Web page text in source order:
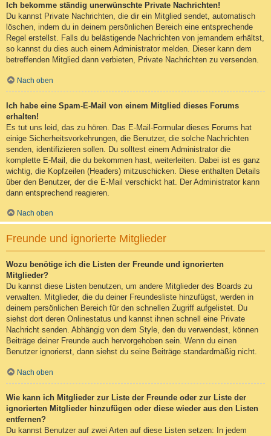
Ich bekomme ständig unerwünschte Private Nachrichten!
Du kannst Private Nachrichten, die dir ein Mitglied sendet, automatisch
löschen, indem du in deinem persönlichen Bereich eine entsprechende
Regel erstellst. Falls du belästigende Nachrichten von jemandem erhältst,
so kannst du dies auch einem Administrator melden. Dieser kann dem
betreffenden Mitglied dann verbieten, Private Nachrichten zu versenden.
Nach oben
Ich habe eine Spam-E-Mail von einem Mitglied dieses Forums
erhalten!
Es tut uns leid, das zu hören. Das E-Mail-Formular dieses Forums hat
einige Sicherheitsvorkehrungen, die Benutzer, die solche Nachrichten
senden, identifizieren sollen. Du solltest einem Administrator die
komplette E-Mail, die du bekommen hast, weiterleiten. Dabei ist es ganz
wichtig, die Kopfzeilen (Headers) mitzuschicken. Diese enthalten Details
über den Benutzer, der die E-Mail verschickt hat. Der Administrator kann
dann entsprechend reagieren.
Nach oben
Freunde und ignorierte Mitglieder
Wozu benötige ich die Listen der Freunde und ignorierten
Mitglieder?
Du kannst diese Listen benutzen, um andere Mitglieder des Boards zu
verwalten. Mitglieder, die du deiner Freundesliste hinzufügst, werden in
deinem persönlichen Bereich für den schnellen Zugriff aufgelistet. Du
siehst dort deren Onlinestatus und kannst ihnen schnell eine Private
Nachricht senden. Abhängig von dem Style, den du verwendest, können
Beiträge deiner Freunde auch hervorgehoben sein. Wenn du einen
Benutzer ignorierst, dann siehst du seine Beiträge standardmäßig nicht.
Nach oben
Wie kann ich Mitglieder zur Liste der Freunde oder zur Liste der
ignorierten Mitglieder hinzufügen oder diese wieder aus den Listen
entfernen?
Du kannst Benutzer auf zwei Arten auf diese Listen setzen: In jedem